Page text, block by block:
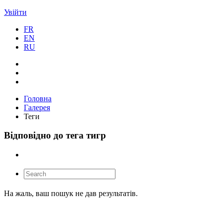
Увійти
FR
EN
RU
Головна
Галерея
Теги
Відповідно до тега тигр
На жаль, ваш пошук не дав результатів.